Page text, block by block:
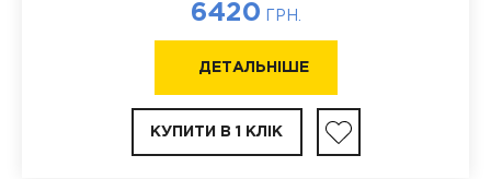
6420 ГРН.
ДЕТАЛЬНІШЕ
КУПИТИ В 1 КЛІК